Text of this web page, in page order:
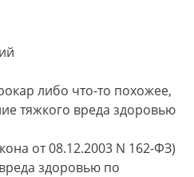
либо что-то похожее,
тяжкого вреда здоровью
от 08.12.2003 N 162-ФЗ)
здоровью по